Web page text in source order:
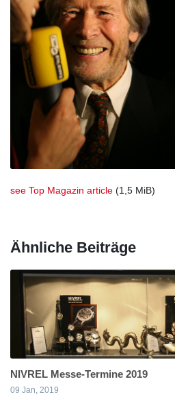
see Top Magazin article (1,5 MiB)
Ähnliche Beiträge
NIVREL Messe-Termine 2019
09 Jan, 2019